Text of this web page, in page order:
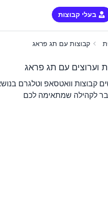
בעלי קבוצות
קבוצות עם תג פראג
וערוצים עם תג פראג
קבוצות וואטסאפ וטלגרם
לקהילה שמתאימה לכם